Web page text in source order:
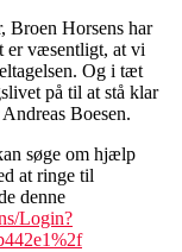
Broen Horsens har
er væsentligt, at vi
Og i tæt
på til at stå klar
Boesen.
søge om hjælp
at ringe til
denne
Login?